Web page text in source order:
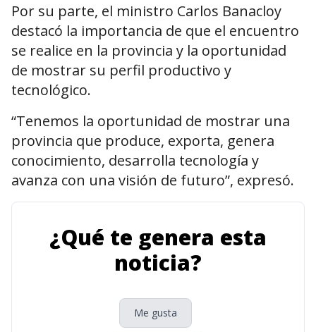
Por su parte, el ministro Carlos Banacloy
destacó la importancia de que el encuentro
se realice en la provincia y la oportunidad
de mostrar su perfil productivo y
tecnológico.
“Tenemos la oportunidad de mostrar una
provincia que produce, exporta, genera
conocimiento, desarrolla tecnología y
avanza con una visión de futuro”, expresó.
¿Qué te genera esta
noticia?
Me gusta